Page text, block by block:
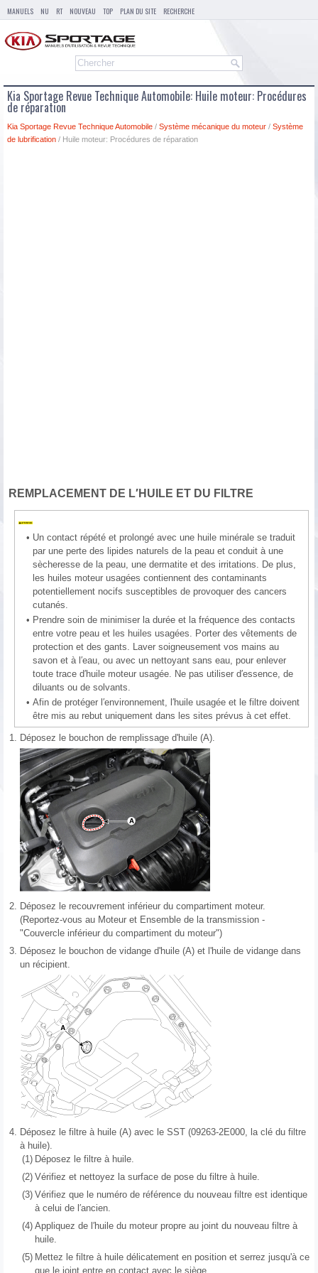
MANUELS NU RT NOUVEAU TOP PLAN DU SITE RECHERCHE
Kia Sportage Revue Technique Automobile: Huile moteur: Procédures
de réparation
Kia Sportage Revue Technique Automobile / Système mécanique du moteur / Système
de lubrification / Huile moteur: Procédures de réparation
REMPLACEMENT DE L′HUILE ET DU FILTRE
• Un contact répété et prolongé avec une huile minérale se traduit
par une perte des lipides naturels de la peau et conduit à une
sècheresse de la peau, une dermatite et des irritations. De plus,
les huiles moteur usagées contiennent des contaminants
potentiellement nocifs susceptibles de provoquer des cancers
cutanés.
• Prendre soin de minimiser la durée et la fréquence des contacts
entre votre peau et les huiles usagées. Porter des vêtements de
protection et des gants. Laver soigneusement vos mains au
savon et à l′eau, ou avec un nettoyant sans eau, pour enlever
toute trace d′huile moteur usagée. Ne pas utiliser d′essence, de
diluants ou de solvants.
• Afin de protéger l′environnement, l′huile usagée et le filtre doivent
être mis au rebut uniquement dans les sites prévus à cet effet.
1. Déposez le bouchon de remplissage d'huile (A).
2. Déposez le recouvrement inférieur du compartiment moteur.
(Reportez-vous au Moteur et Ensemble de la transmission -
"Couvercle inférieur du compartiment du moteur")
3. Déposez le bouchon de vidange d'huile (A) et l'huile de vidange dans
un récipient.
4. Déposez le filtre à huile (A) avec le SST (09263-2E000, la clé du filtre
à huile).
(1) Déposez le filtre à huile.
(2) Vérifiez et nettoyez la surface de pose du filtre à huile.
(3) Vérifiez que le numéro de référence du nouveau filtre est identique
à celui de l′ancien.
(4) Appliquez de l′huile du moteur propre au joint du nouveau filtre à
huile.
(5) Mettez le filtre à huile délicatement en position et serrez jusqu'à ce
que le joint entre en contact avec le siège.